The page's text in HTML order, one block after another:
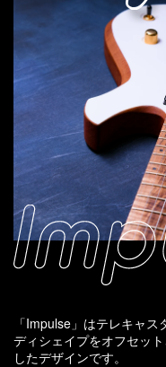
「Impulse」はテレキャ
ディシェイプをオフセッ
したデザインです。